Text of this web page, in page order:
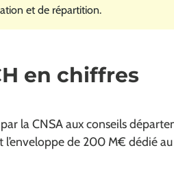
et de répartition.
en chiffres
la CNSA aux conseils
l’enveloppe de 200 M€ dédié